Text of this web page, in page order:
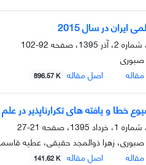
ایران در سال 2015
92-102
صبوری
اصل مقاله 896.57 K
خطا و یافته های تکرارناپذیر در علم
21-27
صبوری، زهرا ذوالمجد حقیقی، عطیه
اصل مقاله 141.62 K